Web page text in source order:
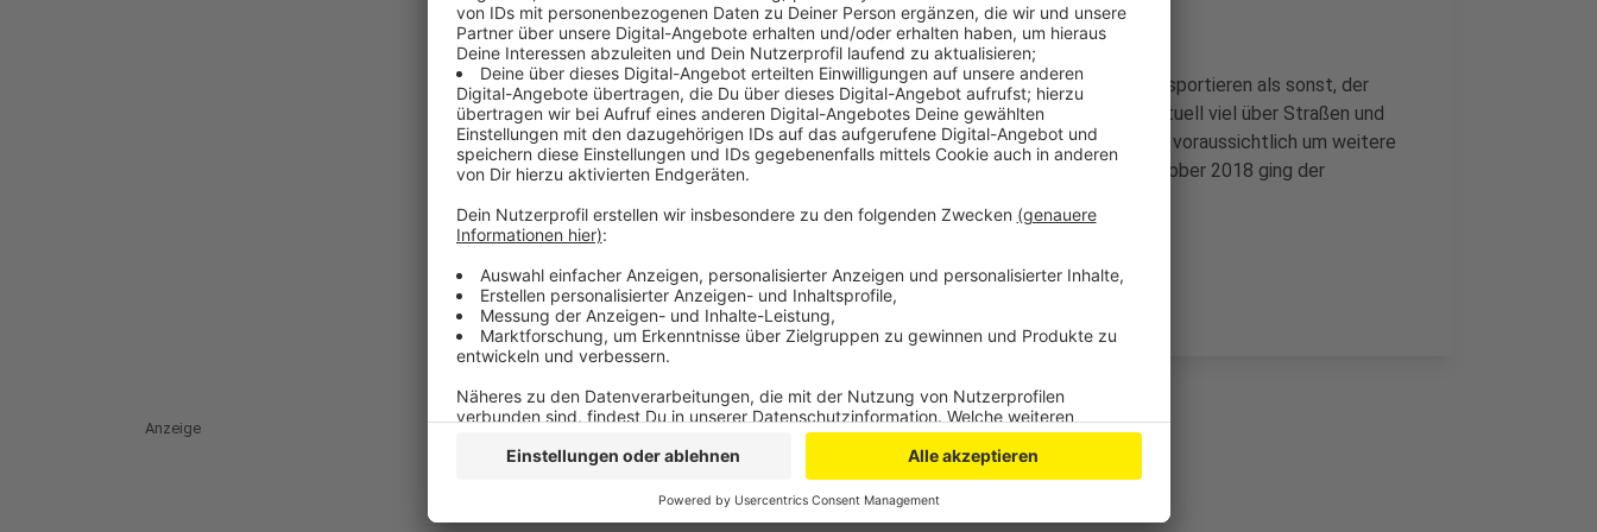
Allerdings können die Schiffe aktuell nur viel weniger Ladung transportieren als sonst, der
Frachtraum sei daher knapp. Kohle und Öl würden zum Beispiel aktuell viel über Straßen und
Schienen transportiert. In den kommenden Tagen sinkt der Pegel voraussichtlich um weitere
15 Zentimeter, heißt es vom Wasser- und Schiffahrtsamt. Im Oktober 2018 ging der
Anzeige